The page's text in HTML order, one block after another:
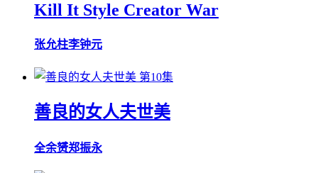
Kill It Style Creator War
张允柱李钟元
第10集
善良的女人夫世美
全余赟郑振永